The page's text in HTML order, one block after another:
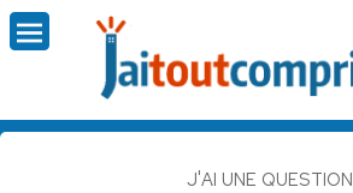
J'AI UNE QUESTION